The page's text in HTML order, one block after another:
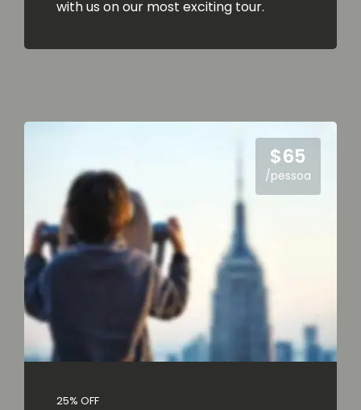
with us on our most exciting tour.
$65
/pessoa
25% OFF